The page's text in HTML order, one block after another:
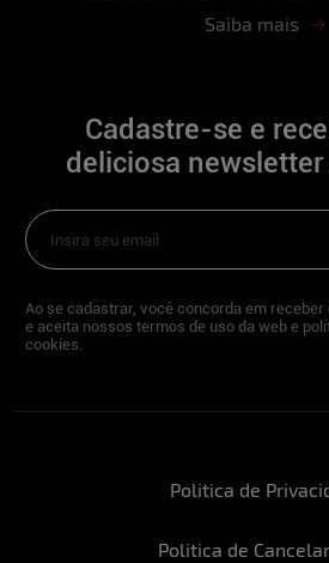
Saiba mais
Politica de
Politica de
Cadastre-se e
deliciosa
Ao se cadastrar, você concorda em receber
e aceita nossos termos de uso da web e
cookies.